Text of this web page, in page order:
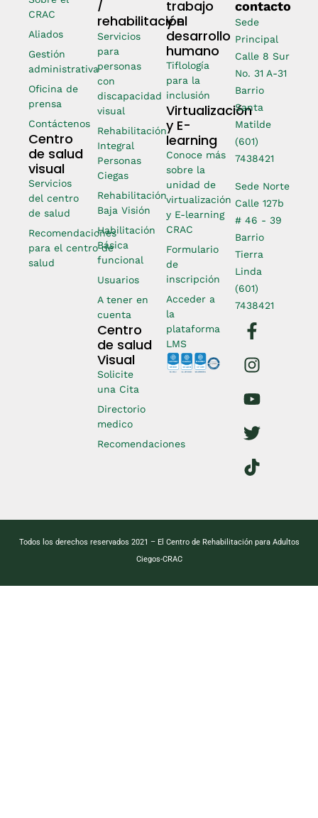
CRAC
Aliados
Gestión
administrativa
Oficina de
prensa
Contáctenos
Centro
de salud
visual
Servicios
del centro
de salud
Recomendaciones
para el centro de
salud
/
rehabilitación
Servicios
para
personas
con
discapacidad
visual
Rehabilitación
Integral
Personas
Ciegas
Rehabilitación
Baja Visión
Habilitación
Básica
funcional
Usuarios
A tener en
cuenta
Centro
de salud
Visual
Solicite
una Cita
Directorio
medico
Recomendaciones
trabajo
y el
desarrollo
humano
Tiflología
para la
inclusión
Virtualización
y E-
learning
Conoce más
sobre la
unidad de
virtualización
y E-learning
CRAC
Formulario
de
inscripción
Acceder a
la
plataforma
LMS
contacto
Sede
Principal
Calle 8 Sur
No. 31 A-31
Barrio
Santa
Matilde
(601)
7438421
Sede Norte
Calle 127b
# 46 - 39
Barrio
Tierra
Linda
(601)
7438421
Todos los derechos reservados 2021 – El Centro de Rehabilitación para Adultos
Ciegos-CRAC